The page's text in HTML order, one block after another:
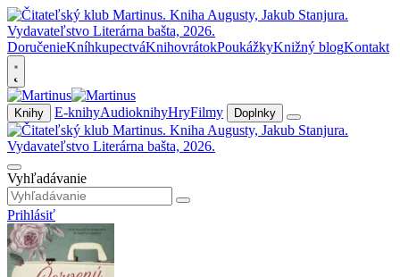
DoručenieKníhkupectváKnihovrátokPoukážkyKnižný blogKontakt
Knihy E-knihyAudioknihyHryFilmy Doplnky
Vyhľadávanie
Prihlásiť